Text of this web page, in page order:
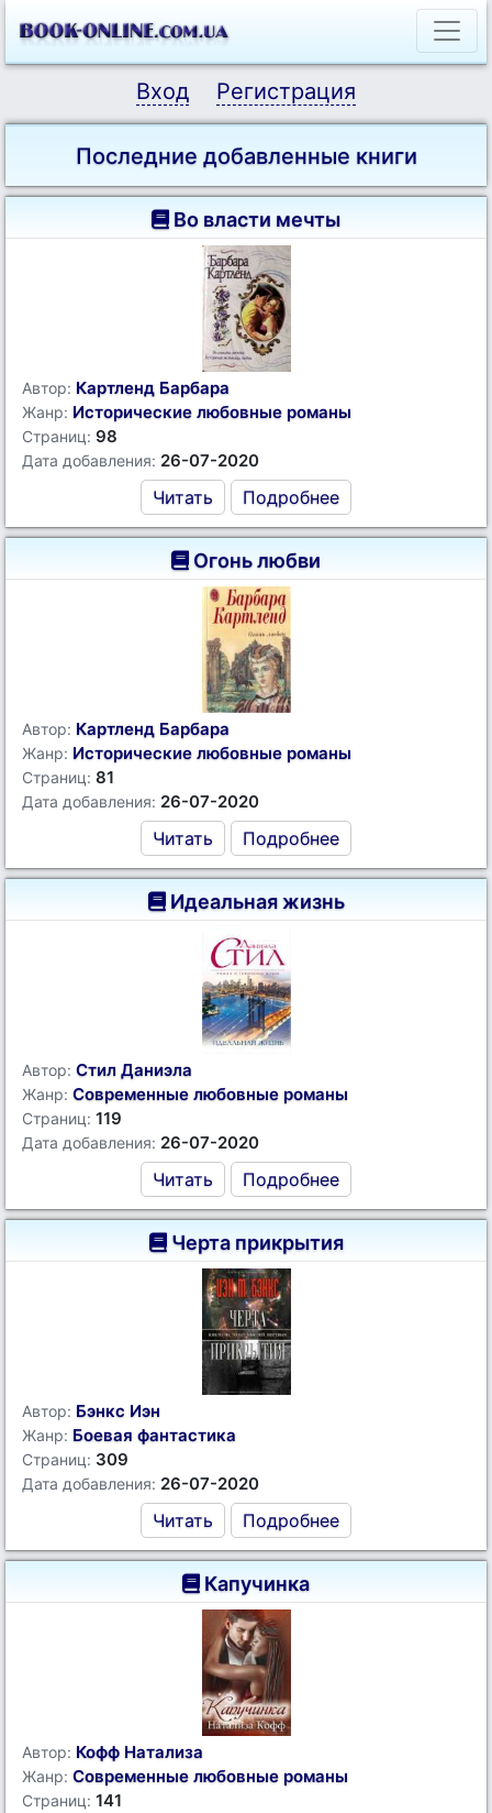
Вход Регистрация
Последние добавленные книги
Во власти мечты
Автор: Картленд Барбара
Жанр: Исторические любовные романы
Страниц: 98
Дата добавления: 26-07-2020
Читать Подробнее
Огонь любви
Автор: Картленд Барбара
Жанр: Исторические любовные романы
Страниц: 81
Дата добавления: 26-07-2020
Читать Подробнее
Идеальная жизнь
Автор: Стил Даниэла
Жанр: Современные любовные романы
Страниц: 119
Дата добавления: 26-07-2020
Читать Подробнее
Черта прикрытия
Автор: Бэнкс Иэн
Жанр: Боевая фантастика
Страниц: 309
Дата добавления: 26-07-2020
Читать Подробнее
Капучинка
Автор: Кофф Натализа
Жанр: Современные любовные романы
Страниц: 141